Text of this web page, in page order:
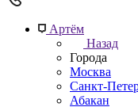
Артём
Назад
Города
Москва
Санкт-
Абакан